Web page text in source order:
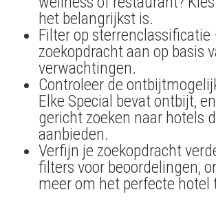
het belangrijkst is.
Filter op sterrenclassificatie
zoekopdracht aan op basis
verwachtingen.
Controleer de
Elke Special bevat ontbijt,
gericht zoeken naar hotels
aanbieden.
Verfijn je zoekopdracht
filters voor beoordelingen,
meer om het perfecte hotel